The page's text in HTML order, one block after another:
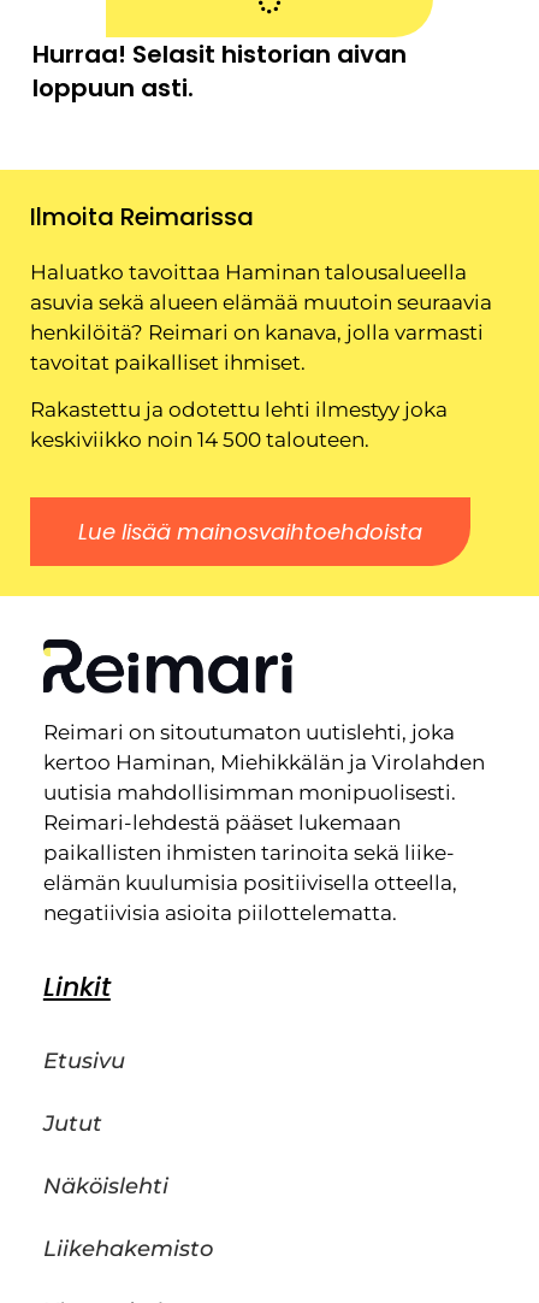
Hurraa! Selasit historian aivan
loppuun asti.
Ilmoita Reimarissa
Haluatko tavoittaa Haminan talousalueella
asuvia sekä alueen elämää muutoin seuraavia
henkilöitä? Reimari on kanava, jolla varmasti
tavoitat paikalliset ihmiset.
Rakastettu ja odotettu lehti ilmestyy joka
keskiviikko noin 14 500 talouteen.
Lue lisää mainosvaihtoehdoista
Reimari on sitoutumaton uutislehti, joka
kertoo Haminan, Miehikkälän ja Virolahden
uutisia mahdollisimman monipuolisesti.
Reimari-lehdestä pääset lukemaan
paikallisten ihmisten tarinoita sekä liike-
elämän kuulumisia positiivisella otteella,
negatiivisia asioita piilottelematta.
Linkit
Etusivu
Jutut
Näköislehti
Liikehakemisto